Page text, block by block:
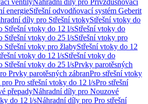
ventilyNáhradní díly pro Přivzdušňovací
energieStřešní odvodňovací systém Geberit
díly pro Střešní vtokyStřešní vtoky do
Střešní vtoky do 12 l/sStřešní vtoky do
Střešní vtoky do 25 l/sStřešní vtoky pro
Střešní vtoky pro žlabyStřešní vtoky do 12
vtoky do 12 l/sStřešní vtoky do
Střešní vtoky do 25 l/sPrvky parotěsných
Prvky parotěsných zábranPro střešní vtoky
Pro střešní vtoky do 12 l/sPro střešní
přepadyNáhradní díly pro Nouzové
do 12 l/sNáhradní díly pro Pro střešní